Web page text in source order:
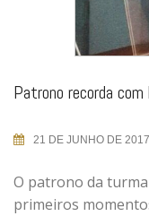
Patrono recorda
21 DE JUNHO DE 2017
O patrono da
primeiros